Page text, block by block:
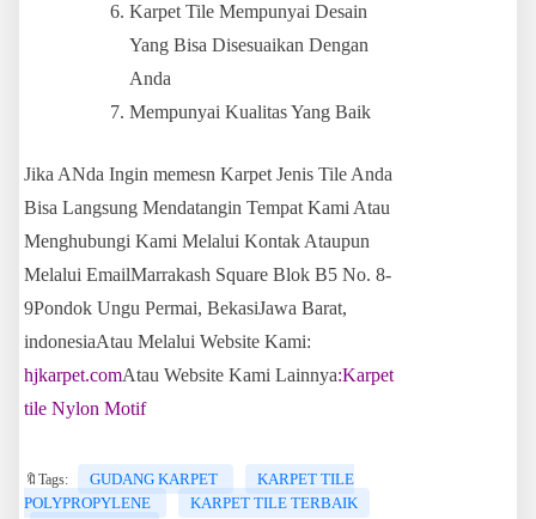
Karpet Tile Mempunyai Desain
Yang Bisa Disesuaikan Dengan
Anda
Mempunyai Kualitas Yang Baik
Jika ANda Ingin memesn Karpet Jenis Tile Anda
Bisa Langsung Mendatangin Tempat Kami Atau
Menghubungi Kami Melalui Kontak Ataupun
Melalui EmailMarrakash Square Blok B5 No. 8-
9Pondok Ungu Permai, BekasiJawa Barat,
indonesiaAtau Melalui Website Kami:
hjkarpet.comAtau Website Kami Lainnya:Karpet
tile Nylon Motif
🔖Tags: GUDANG KARPET
KARPET TILE
POLYPROPYLENE
KARPET TILE TERBAIK